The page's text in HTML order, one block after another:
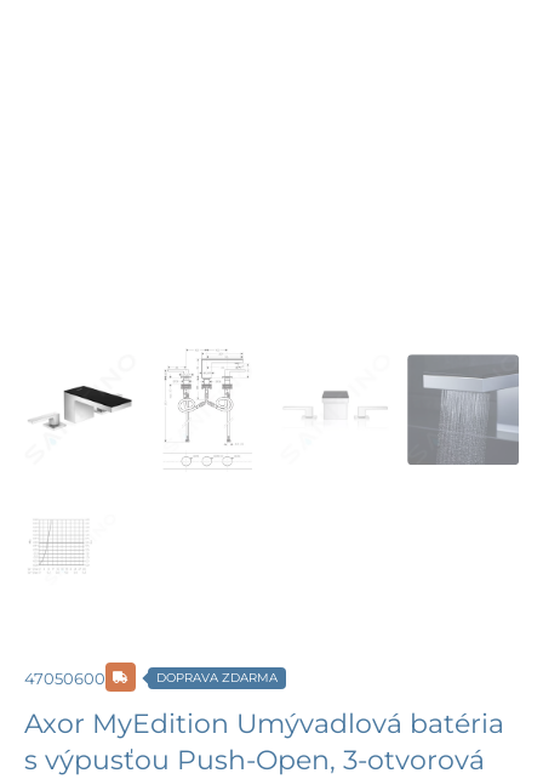
47050600 DOPRAVA ZDARMA
Axor MyEdition Umývadlová batéria
s výpusťou Push-Open, 3-otvorová